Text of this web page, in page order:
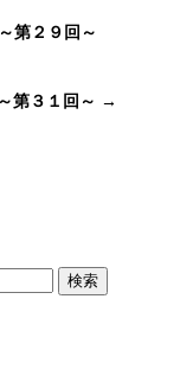
第２９回～
第３１回～ →